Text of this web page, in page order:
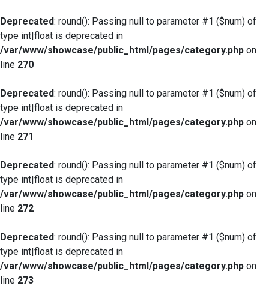
Deprecated: round(): Passing null to parameter #1 ($num) of
type int|float is deprecated in
/var/www/showcase/public_html/pages/category.php on
line 270
Deprecated: round(): Passing null to parameter #1 ($num) of
type int|float is deprecated in
/var/www/showcase/public_html/pages/category.php on
line 271
Deprecated: round(): Passing null to parameter #1 ($num) of
type int|float is deprecated in
/var/www/showcase/public_html/pages/category.php on
line 272
Deprecated: round(): Passing null to parameter #1 ($num) of
type int|float is deprecated in
/var/www/showcase/public_html/pages/category.php on
line 273